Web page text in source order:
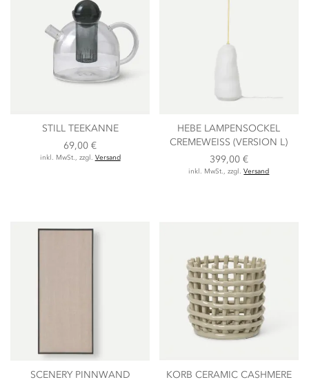
STILL TEEKANNE
69,00 €
inkl. MwSt., zzgl. Versand
HEBE LAMPENSOCKEL
CREMEWEISS (VERSION L)
399,00 €
inkl. MwSt., zzgl.Versand
SCENERY PINNWAND
KORB CERAMIC CASHMERE